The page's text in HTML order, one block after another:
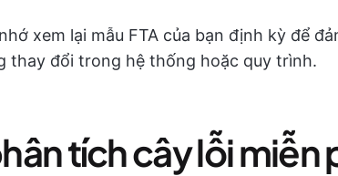
xem lại mẫu FTA của bạn định kỳ để
thay đổi trong hệ thống hoặc quy trình.
tích cây lỗi miễn